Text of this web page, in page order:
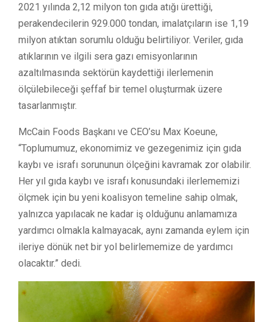
2021 yılında 2,12 milyon ton gıda atığı ürettiği,
perakendecilerin 929.000 tondan, imalatçıların ise 1,19
milyon atıktan sorumlu olduğu belirtiliyor. Veriler, gıda
atıklarının ve ilgili sera gazı emisyonlarının
azaltılmasında sektörün kaydettiği ilerlemenin
ölçülebileceği şeffaf bir temel oluşturmak üzere
tasarlanmıştır.
McCain Foods Başkanı ve CEO’su Max Koeune,
“Toplumumuz, ekonomimiz ve gezegenimiz için gıda
kaybı ve israfı sorununun ölçeğini kavramak zor olabilir.
Her yıl gıda kaybı ve israfı konusundaki ilerlememizi
ölçmek için bu yeni koalisyon temeline sahip olmak,
yalnızca yapılacak ne kadar iş olduğunu anlamamıza
yardımcı olmakla kalmayacak, aynı zamanda eylem için
ileriye dönük net bir yol belirlememize de yardımcı
olacaktır.” dedi.